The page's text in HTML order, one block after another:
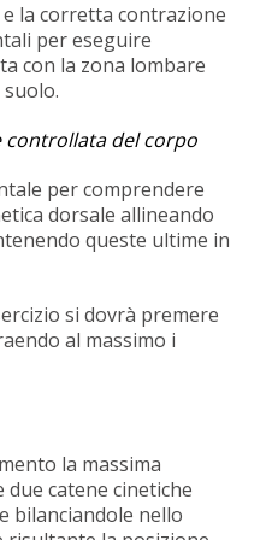
la corretta contrazione
per eseguire
con la zona lombare
controllata del corpo
per comprendere
dorsale allineando
queste ultime in
si dovrà premere
al massimo i
la massima
catene cinetiche
bilanciandole nello